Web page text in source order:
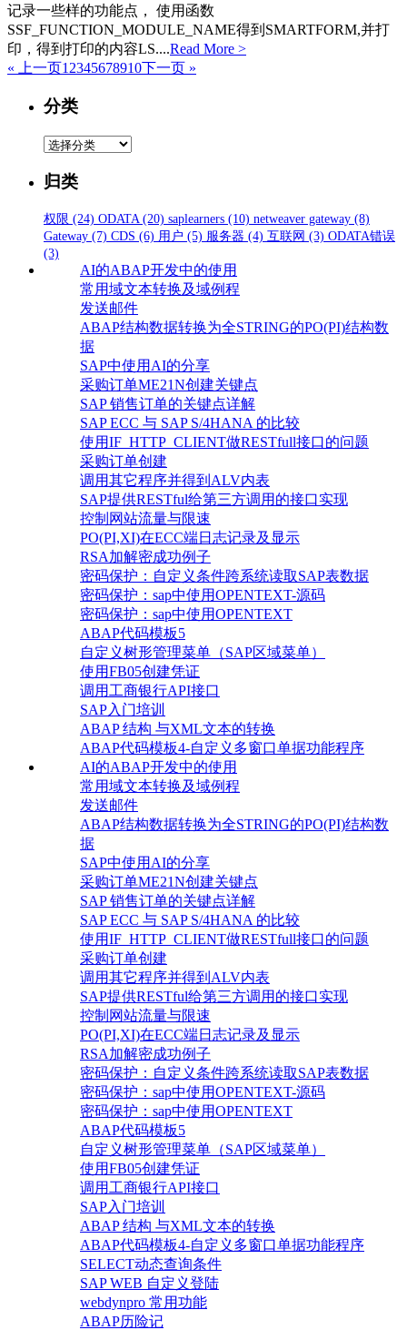
记录一些样的功能点， 使用函数
SSF_FUNCTION_MODULE_NAME得到SMARTFORM,并打
印，得到打印的内容LS....Read More >
« 上一页1 2345678910下一页 »
分类
分
归类
权限 (24) ODATA(20) saplearners (10) netweaver gateway (8)
Gateway (7) CDS (6) 用户 (5) 服务器 (4) 互联网 (3) ODATA错误
(3)
AI的ABAP开发中的使用
常用域文本转换及域例程
发送邮件
ABAP结构数据转换为全STRING的PO(PI)结构数
据
SAP中使用AI的分享
采购订单ME21N创建关键点
SAP 销售订单的关键点详解
SAP ECC 与 SAP S/4HANA 的比较
使用IF_HTTP_CLIENT做RESTfull接口的问题
采购订单创建
调用其它程序并得到ALV内表
SAP提供RESTful给第三方调用的接口实现
控制网站流量与限速
PO(PI,XI)在ECC端日志记录及显示
RSA加解密成功例子
密码保护：自定义条件跨系统读取SAP表数据
密码保护：sap中使用OPENTEXT-源码
密码保护：sap中使用OPENTEXT
ABAP代码模板5
自定义树形管理菜单（SAP区域菜单）
使用FB05创建凭证
调用工商银行API接口
SAP入门培训
ABAP 结构 与XML文本的转换
ABAP代码模板4-自定义多窗口单据功能程序
AI的ABAP开发中的使用
常用域文本转换及域例程
发送邮件
ABAP结构数据转换为全STRING的PO(PI)结构数
据
SAP中使用AI的分享
采购订单ME21N创建关键点
SAP 销售订单的关键点详解
SAP ECC 与 SAP S/4HANA 的比较
使用IF_HTTP_CLIENT做RESTfull接口的问题
采购订单创建
调用其它程序并得到ALV内表
SAP提供RESTful给第三方调用的接口实现
控制网站流量与限速
PO(PI,XI)在ECC端日志记录及显示
RSA加解密成功例子
密码保护：自定义条件跨系统读取SAP表数据
密码保护：sap中使用OPENTEXT-源码
密码保护：sap中使用OPENTEXT
ABAP代码模板5
自定义树形管理菜单（SAP区域菜单）
使用FB05创建凭证
调用工商银行API接口
SAP入门培训
ABAP 结构 与XML文本的转换
ABAP代码模板4-自定义多窗口单据功能程序
SELECT动态查询条件
SAP WEB 自定义登陆
webdynpro 常用功能
ABAP历险记